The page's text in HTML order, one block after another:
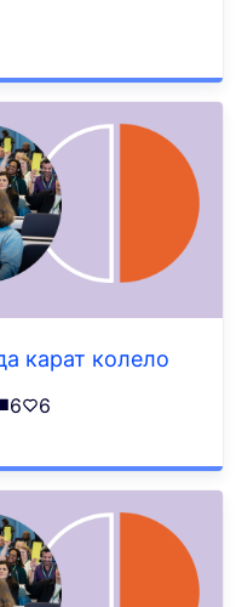
карат колело
6 6